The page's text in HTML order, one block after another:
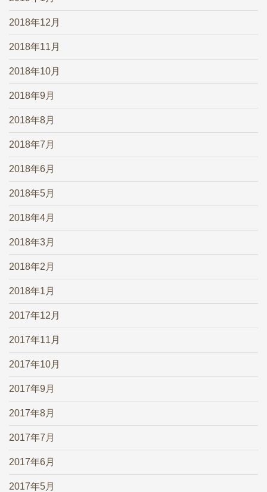
2018年12月
2018年11月
2018年10月
2018年9月
2018年8月
2018年7月
2018年6月
2018年5月
2018年4月
2018年3月
2018年2月
2018年1月
2017年12月
2017年11月
2017年10月
2017年9月
2017年8月
2017年7月
2017年6月
2017年5月